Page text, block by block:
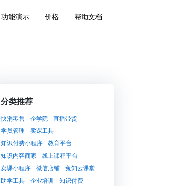
功能演示 价格 帮助文档
分类推荐
快消零售 企学院
直播带货
学员管理
卖课工具
知识付费小程序
教育平台
知识内容商家
线上课程平台
卖课小程序
微信店铺
兔知云课堂
助学工具
企业培训
知识付费